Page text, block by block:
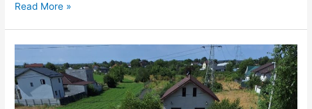
Read More »